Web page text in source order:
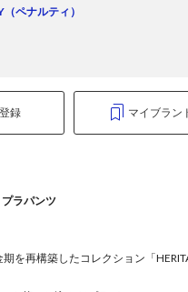
（ペナルティ）
録 マイブラン
ラパンツ
期を再構築したコレクション「